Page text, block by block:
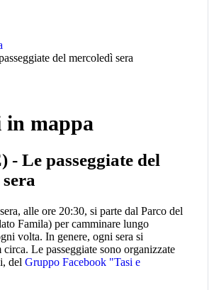
del mercoledì sera
mappa
- Le passeggiate del
alle ore 20:30, si parte dal Parco del
Famila) per camminare lungo
volta. In genere, ogni sera si
Le passeggiate sono organizzate
del Gruppo Facebook "Tasi e